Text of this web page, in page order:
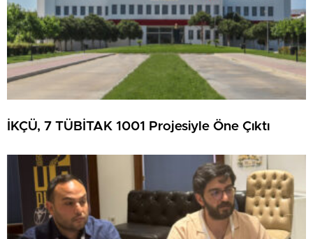
İKÇÜ, 7 TÜBİTAK 1001 Projesiyle Öne Çıktı